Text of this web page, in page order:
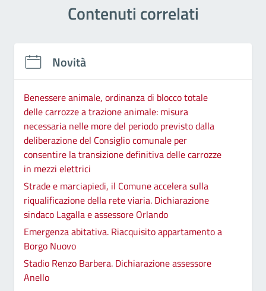
Contenuti correlati
Novità
Benessere animale, ordinanza di blocco totale
delle carrozze a trazione animale: misura
necessaria nelle more del periodo previsto dalla
deliberazione del Consiglio comunale per
consentire la transizione definitiva delle carrozze
in mezzi elettrici
Strade e marciapiedi, il Comune accelera sulla
riqualificazione della rete viaria. Dichiarazione
sindaco Lagalla e assessore Orlando
Emergenza abitativa. Riacquisito appartamento a
Borgo Nuovo
Stadio Renzo Barbera. Dichiarazione assessore
Anello